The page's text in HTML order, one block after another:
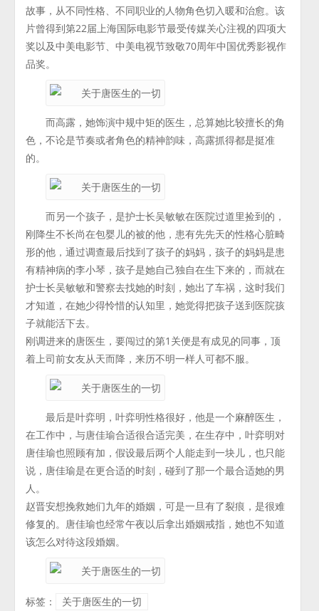
故事，从不同性格、不同职业的人物角色切入暖和治愈。该
片曾得到第22届上海国际电影节最受传媒关心注视的四项大
奖以及中美电影节、中美电视节致敬70周年中国优秀影视作
品奖。
而高露，她饰演中规中矩的医生，总算她比较擅长的角
色，不论是节奏或者角色的精神韵味，高露抓得都是挺准
的。
而另一个孩子，是护士长吴敏敏在医院过道里捡到的，
刚降生不长尚在包婴儿的被的他，患有先先天的性格心脏畸
形的他，通过调查最后找到了孩子的妈妈，孩子的妈妈是患
有精神病的李小琴，孩子是她自己独自在生下来的，而就在
护士长吴敏敏和警察去找她的时刻，她出了车祸，这时我们
才知道，在她少得怜惜的认知里，她觉得把孩子送到医院孩
子就能活下去。
刚调进来的唐医生，要闯过的第1关便是有成见的同事，顶
着上司前女友从天而降，来历不明一样人可都不服。
最后是叶弈明，叶弈明性格很好，他是一个麻醉医生，
在工作中，与唐佳瑜合适很合适完美，在生存中，叶弈明对
唐佳瑜也照顾有加，假设最后两个人能走到一块儿，也只能
说，唐佳瑜是在更合适的时刻，碰到了那一个最合适她的男
人。
赵晋安想挽救她们九年的婚姻，可是一旦有了裂痕，是很难
修复的。唐佳瑜也经常午夜以后拿出婚姻戒指，她也不知道
该怎么对待这段婚姻。
标签： 关于唐医生的一切